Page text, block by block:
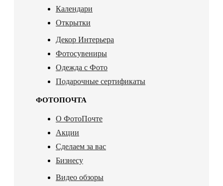
Календари
Открытки
Декор Интерьера
Фотосувениры
Одежда с Фото
Подарочные сертификаты
ФОТОПОЧТА
О ФотоПочте
Акции
Сделаем за вас
Бизнесу
Видео обзоры